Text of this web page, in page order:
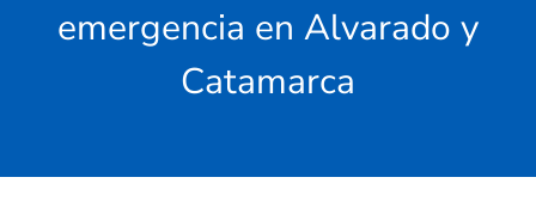
emergencia en Alvarado y
Catamarca